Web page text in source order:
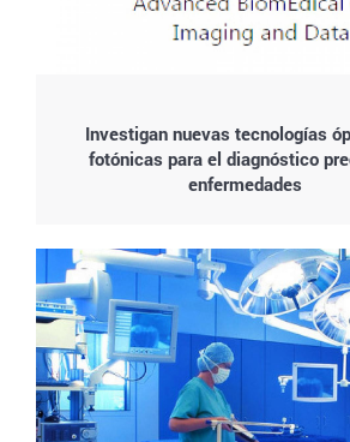
Investigan nuevas tecnologías
fotónicas para el diagnóstico
enfermedades